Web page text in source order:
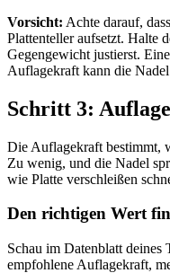
Vorsicht: Achte darauf,
Plattenteller aufsetzt. Halte
Gegengewicht justierst.
Auflagekraft kann die Nadel
Schritt 3:
Die Auflagekraft bestimmt,
Zu wenig, und die Nadel
wie Platte verschleißen
Den richtigen Wert
Schau im Datenblatt deines
empfohlene Auflagekraft,